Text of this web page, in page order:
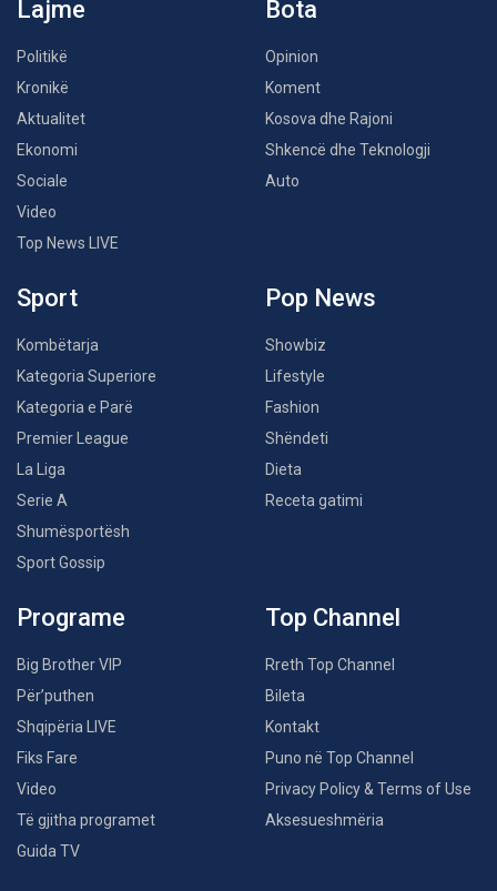
Lajme
Politikë
Kronikë
Aktualitet
Ekonomi
Sociale
Video
Top News LIVE
Bota
Opinion
Koment
Kosova dhe Rajoni
Shkencë dhe Teknologji
Auto
Sport
Kombëtarja
Kategoria Superiore
Kategoria e Parë
Premier League
La Liga
Serie A
Shumësportësh
Sport Gossip
Pop News
Showbiz
Lifestyle
Fashion
Shëndeti
Dieta
Receta gatimi
Programe
Big Brother VIP
Për’puthen
Shqipëria LIVE
Fiks Fare
Video
Të gjitha programet
Guida TV
Top Channel
Rreth Top Channel
Bileta
Kontakt
Puno në Top Channel
Privacy Policy & Terms of Use
Aksesueshmëria